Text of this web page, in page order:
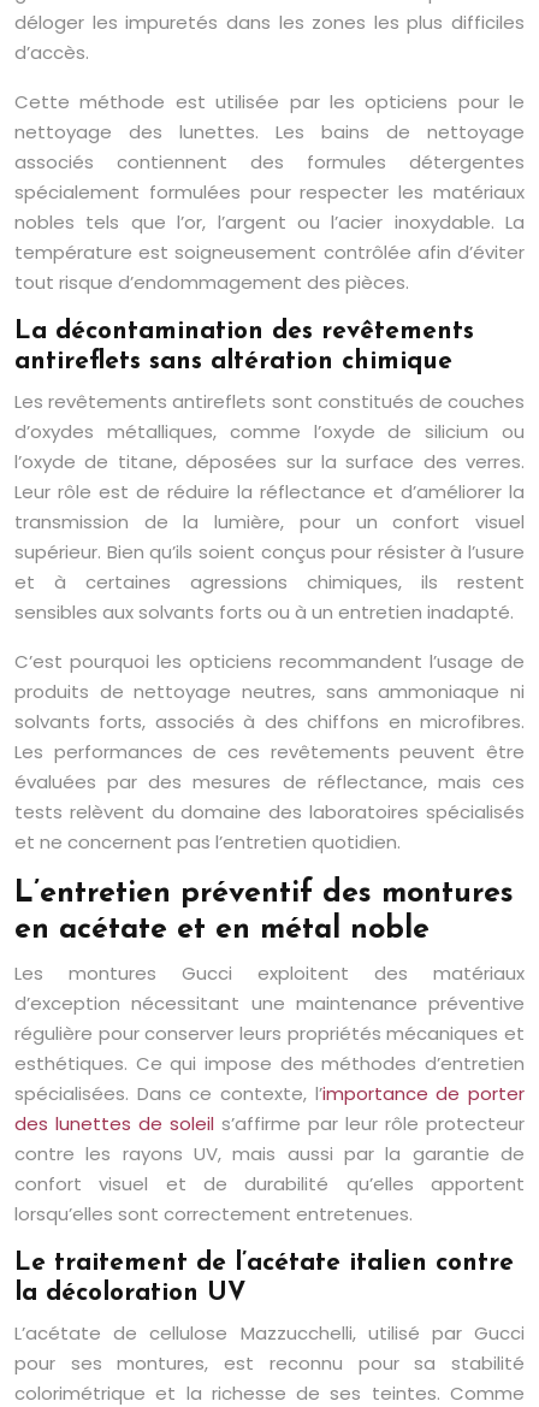
déloger les impuretés dans les zones les plus difficiles
d’accès.
Cette méthode est utilisée par les opticiens pour le
nettoyage des lunettes. Les bains de nettoyage
associés contiennent des formules détergentes
spécialement formulées pour respecter les matériaux
nobles tels que l’or, l’argent ou l’acier inoxydable. La
température est soigneusement contrôlée afin d’éviter
tout risque d’endommagement des pièces.
La décontamination des revêtements
antireflets sans altération chimique
Les revêtements antireflets sont constitués de couches
d’oxydes métalliques, comme l’oxyde de silicium ou
l’oxyde de titane, déposées sur la surface des verres.
Leur rôle est de réduire la réflectance et d’améliorer la
transmission de la lumière, pour un confort visuel
supérieur. Bien qu’ils soient conçus pour résister à l’usure
et à certaines agressions chimiques, ils restent
sensibles aux solvants forts ou à un entretien inadapté.
C’est pourquoi les opticiens recommandent l’usage de
produits de nettoyage neutres, sans ammoniaque ni
solvants forts, associés à des chiffons en microfibres.
Les performances de ces revêtements peuvent être
évaluées par des mesures de réflectance, mais ces
tests relèvent du domaine des laboratoires spécialisés
et ne concernent pas l’entretien quotidien.
L’entretien préventif des montures
en acétate et en métal noble
Les montures Gucci exploitent des matériaux
d’exception nécessitant une maintenance préventive
régulière pour conserver leurs propriétés mécaniques et
esthétiques. Ce qui impose des méthodes d’entretien
spécialisées. Dans ce contexte, l’importance de porter
des lunettes de soleil s’affirme par leur rôle protecteur
contre les rayons UV, mais aussi par la garantie de
confort visuel et de durabilité qu’elles apportent
lorsqu’elles sont correctement entretenues.
Le traitement de l’acétate italien contre
la décoloration UV
L’acétate de cellulose Mazzucchelli, utilisé par Gucci
pour ses montures, est reconnu pour sa stabilité
colorimétrique et la richesse de ses teintes. Comme